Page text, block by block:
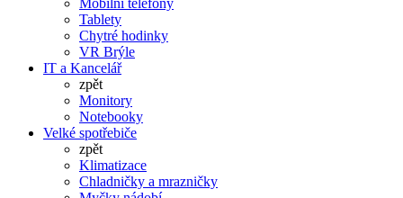
Mobilní telefony
Tablety
Chytré hodinky
VR Brýle
IT a Kancelář
zpět
Monitory
Notebooky
Velké spotřebiče
zpět
Klimatizace
Chladničky a mrazničky